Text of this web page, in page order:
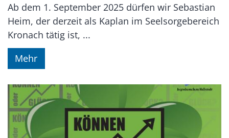
Ab dem 1. September 2025 dürfen wir Sebastian
Heim, der derzeit als Kaplan im Seelsorgebereich
Kronach tätig ist, ...
Mehr